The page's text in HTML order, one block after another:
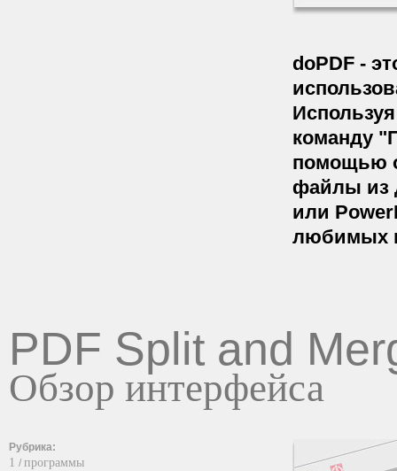
doPDF -
команду
помощью
файлы из
или
любимых
PDF Split and
Обзор интерфейса
Рубрика:
1 / программы